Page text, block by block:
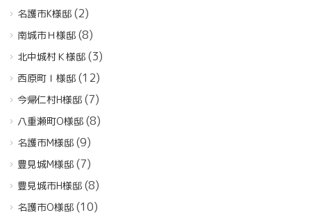
名護市K様邸 (2)
南城市Ｈ様邸 (8)
北中城村Ｋ様邸 (3)
西原町Ｉ様邸 (12)
今帰仁村H様邸 (7)
八重瀬町O様邸 (8)
名護市M様邸 (9)
豊見城M様邸 (7)
豊見城市H様邸 (8)
名護市O様邸 (10)